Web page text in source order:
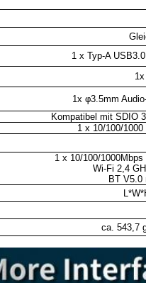
1 x Typ-A
1x φ3.5mm
Kompatibel mit SDIO
1 x 10/100/
1 x 10/100/
Wi-Fi 2,4
BT V5.0
ca. 543,7